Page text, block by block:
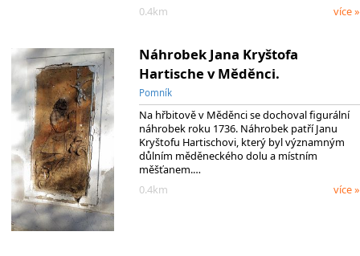
0.4km
více »
Náhrobek Jana Kryštofa
Hartische v Měděnci.
Pomník
Na hřbitově v Měděnci se dochoval figurální
náhrobek roku 1736. Náhrobek patří Janu
Kryštofu Hartischovi, který byl významným
důlním měděneckého dolu a místním
měšťanem.…
0.4km
více »